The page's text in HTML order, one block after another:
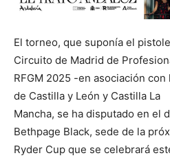
El torneo, que suponía el
Circuito de Madrid de
RFGM 2025 -en asociación
de Castilla y León y Castilla La
Mancha, se ha disputado en el
Bethpage Black, sede de la
Ryder Cup que se celebrará